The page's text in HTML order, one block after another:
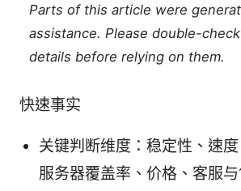
Parts of this article were
assistance. Please double-
details before relying on them.
快速事实
关键判断维度：稳定性、速度
服务器覆盖率、价格、客服